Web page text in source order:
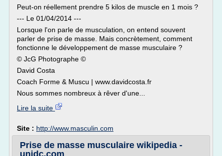
Peut-on réellement prendre 5 kilos de muscle en 1 mois ?
--- Le 01/04/2014 ---
Lorsque l'on parle de musculation, on entend souvent
parler de prise de masse. Mais concrètement, comment
fonctionne le développement de masse musculaire ?
© JcG Photographe ©
David Costa
Coach Forme & Muscu | www.davidcosta.fr
Nous sommes nombreux à rêver d'une...
Lire la suite
Site : http://www.masculin.com
Prise de masse musculaire wikipedia -
unidc.com